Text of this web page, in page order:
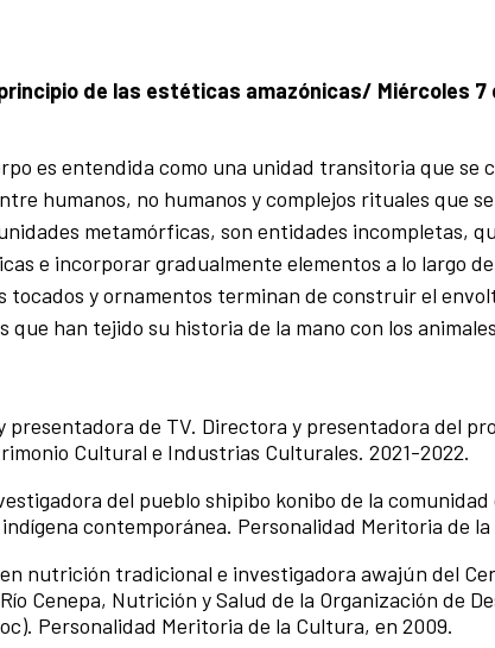
de las estéticas amazónicas/ Miércoles 7
es entendida como una unidad transitoria que se
humanos, no humanos y complejos rituales que
metamórficas, son entidades incompletas,
e incorporar gradualmente elementos a lo largo
tocados y ornamentos terminan de construir el
han tejido su historia de la mano con los
presentadora de TV. Directora y presentadora del
Cultural e Industrias Culturales. 2021-2022.
del pueblo shipibo konibo de la comunidad
contemporánea. Personalidad Meritoria de la
nutrición tradicional e investigadora awajún del
Cenepa, Nutrición y Salud de la Organización de
Personalidad Meritoria de la Cultura, en 2009.